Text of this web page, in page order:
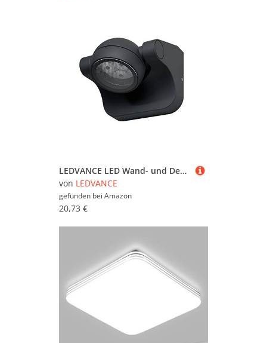
LEDVANCE LED Wand- und Deckenleuchte, Leuchte für Außenanwendungen, Warmweiß, 105,0 mm x 114,0 mm x 89,0 mm, ENDURA STYLE HEMISPHERE
von LEDVANCE
gefunden bei Amazon
20,73 €